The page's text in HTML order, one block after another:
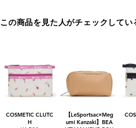
この商品を見た人がチェックしてい
COSMETIC CLUTC
H
【LeSportsac×Meg
umi Kanzaki】BEA